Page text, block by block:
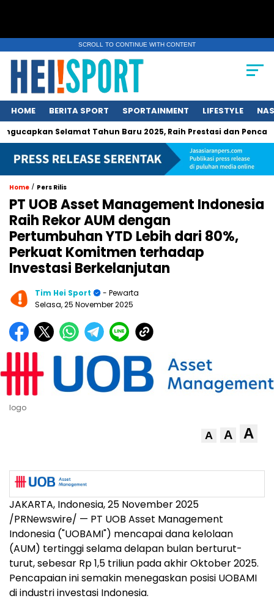
SCROLL TO CONTINUE WITH CONTENT
HOME BERITA SPORT SPORTAINMENT LIFESTYLE
Selamat Tahun Baru 2025, Raih Prestasi dan Pencapaian
Home / Pers Rilis
PT UOB Asset Management Indonesia
Raih Rekor AUM dengan
Pertumbuhan YTD Lebih dari 80%,
Perkuat Komitmen terhadap
Investasi Berkelanjutan
Tim Hei Sport
- Pewarta
Selasa, 25 November 2025
logo
A A A
JAKARTA, Indonesia,25 November 2025
/PRNewswire/ — PT UOB Asset Management
Indonesia ("UOBAMI") mencapai dana kelolaan
(AUM) tertinggi selama delapan bulan berturut-
turut, sebesar Rp 1,5 triliun pada akhir Oktober 2025.
Pencapaian ini semakin menegaskan posisi UOBAMI
di industri investasi Indonesia.